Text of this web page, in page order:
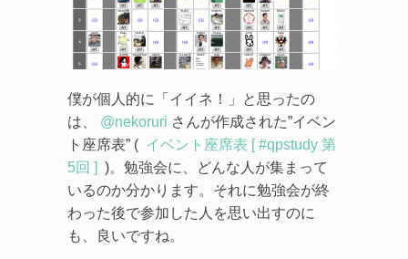
僕が個人的に「イイネ！」と思ったの
は、
@nekoruri さんが作成された”イベン
ト座席表” ( イベント座席表 [ #qpstudy 第
5回 ] )。勉強会に、どんな人が集まって
いるのか分かります。それに勉強会が終
わった後で参加した人を思い出すのに
も、良いですね。